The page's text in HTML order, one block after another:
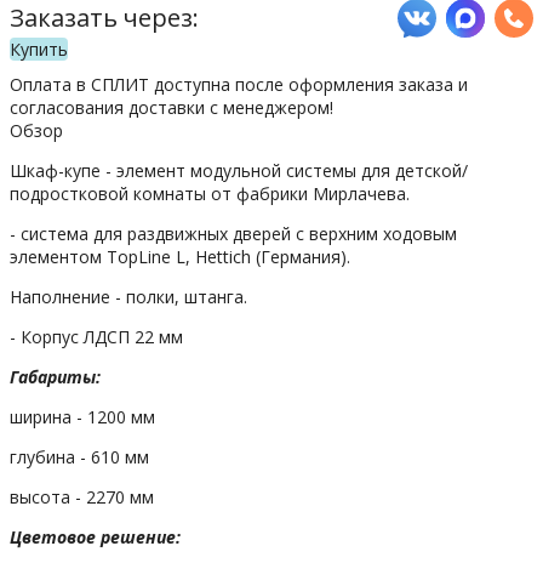
Заказать через:
Купить
Оплата в СПЛИТ доступна после оформления заказа и
согласования доставки с менеджером!
Обзор
Шкаф-купе - элемент модульной системы для детской/
подростковой комнаты от фабрики Мирлачева.
- система для раздвижных дверей с верхним ходовым
элементом TopLine L, Hettich (Германия).
Наполнение - полки, штанга.
- Корпус ЛДСП 22 мм
Габариты:
ширина - 1200 мм
глубина - 610 мм
высота - 2270 мм
Цветовое решение: